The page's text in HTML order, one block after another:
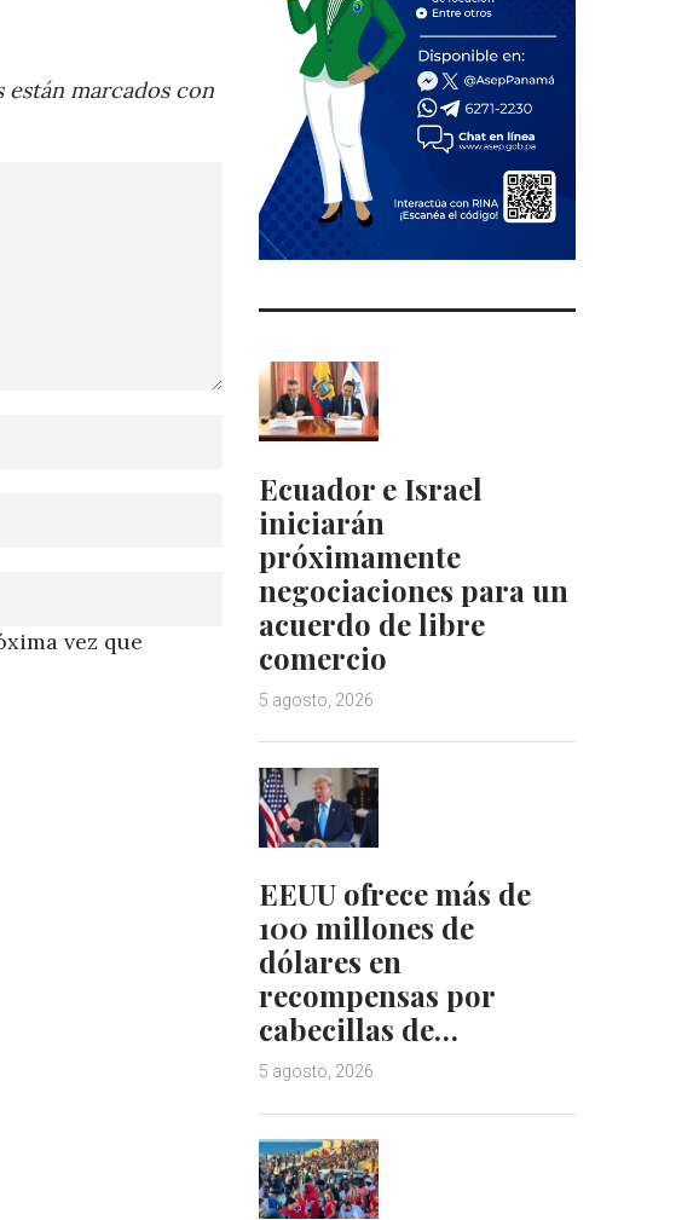
marcados con
vez que
Ecuador e Israel
iniciarán
próximamente
negociaciones para un
acuerdo de libre
comercio
5 agosto, 2026
EEUU ofrece más de
100 millones de
dólares en
recompensas por
cabecillas de…
5 agosto, 2026